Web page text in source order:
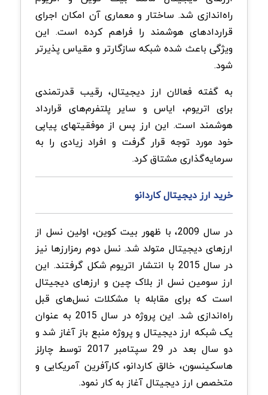
راه‌اندازی شد. ساختار و معماری آن امکان اجرای
قراردادهای هوشمند را فراهم کرده است. این
ویژگی باعث شده شبکه سازگارتر و مقیاس پذیرتر
شود.
به گفته فعالان ارز دیجیتال، رقیب قدرتمندی
برای اتریوم، ایاس و سایر پلتفرم‌های قرارداد
هوشمند است. این ارز پس از موفقیتهای پیاپی
خود مورد توجه قرار گرفت و افراد زیادی را به
سرمایه‌گذاری مشتاق کرد.
خرید ارز دیجیتال کاردانو
در سال 2009، با ظهور بیت کوین، اولین نسل از
ارزهای دیجیتال متولد شد. نسل دوم رمزارزها نیز
در سال 2015 با انتشار اتریوم شکل گرفتند. این
ارز سومین نسل از بلاک چین و ارزهای دیجیتال
است که برای مقابله با مشکلات نسل‌های قبل
راه‌اندازی شد. این پروژه در سال 2015 به عنوان
یک شبکه ارز دیجیتال و پروژه منبع باز آغاز شد و
دو سال بعد در 29 سپتامبر 2017 توسط چارلز
هاسکینسون، خالق کاردانو، کارآفرین آمریکایی و
متخصص ارز دیجیتال آغاز به کار نمود.